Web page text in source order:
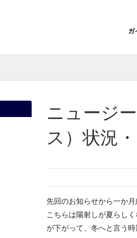
ガ
ニュージ
ス）状況
先回のお知らせから一か
こちらは陽射しが夏らし
が下がって、冬へと言う